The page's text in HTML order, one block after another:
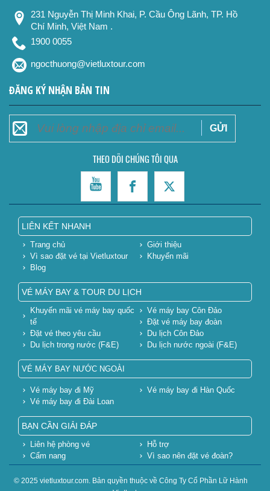
231 Nguyễn Thị Minh Khai, P. Cầu Ông Lãnh, TP. Hồ
Chí Minh, Việt Nam .
1900 0055
ĐĂNG KÝ NHẬN BẢN TIN
THEO DÕI CHÚNG TÔI QUA
LIÊN KẾT NHANH
Trang chủ
Giới thiệu
Vì sao đặt vé tại Vietluxtour
Khuyến mãi
Blog
VÉ MÁY BAY & TOUR DU LỊCH
Khuyến mãi vé máy bay quốc
tế
Vé máy bay Côn Đảo
Đặt vé máy bay đoàn
Đặt vé theo yêu cầu
Du lịch Côn Đảo
Du lịch trong nước (F&E)
Du lịch nước ngoài (F&E)
VÉ MÁY BAY NƯỚC NGOÀI
Vé máy bay đi Mỹ
Vé máy bay đi Hàn Quốc
Vé máy bay đi Đài Loan
BẠN CẦN GIẢI ĐÁP
Liên hệ phòng vé
Hỗ trợ
Cẩm nang
Vì sao nên đặt vé đoàn?
© 2025 vietluxtour.com. Bản quyền thuộc về Công Ty Cổ Phần Lữ Hành